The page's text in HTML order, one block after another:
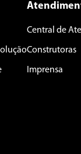
Central de
Construtoras
Imprensa